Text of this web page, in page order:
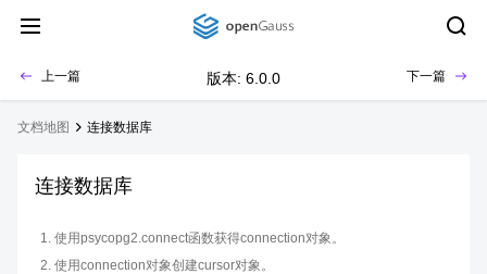
上一篇 版本: 6.0.0 下一篇
文档地图 连接数据库
连接数据库
使用psycopg2.connect函数获得connection对象。
使用connection对象创建cursor对象。